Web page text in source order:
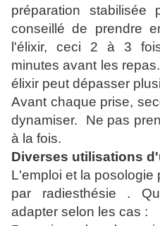
préparation
conseillé de prendre
l'élixir, ceci 2 à 3
minutes avant les
élixir peut dépasser
Avant chaque prise,
dynamiser. Ne pas
à la fois.
Diverses utilisations
L'emploi et la posologie
par radiesthésie .
adapter selon les cas :